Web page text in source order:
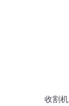
收割机